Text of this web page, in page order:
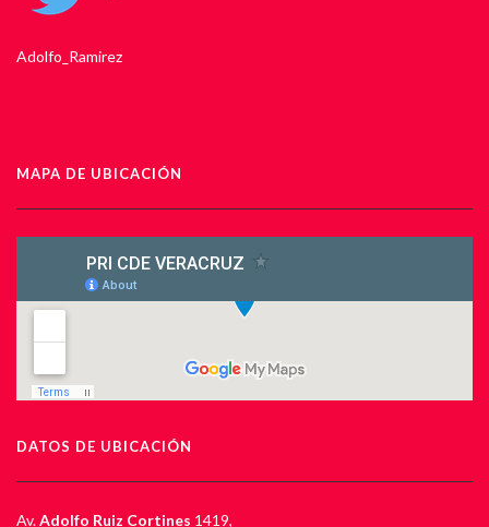
Adolfo_Ramirez
MAPA DE UBICACIÓN
DATOS DE UBICACIÓN
Av.Adolfo Ruiz Cortines 1419,